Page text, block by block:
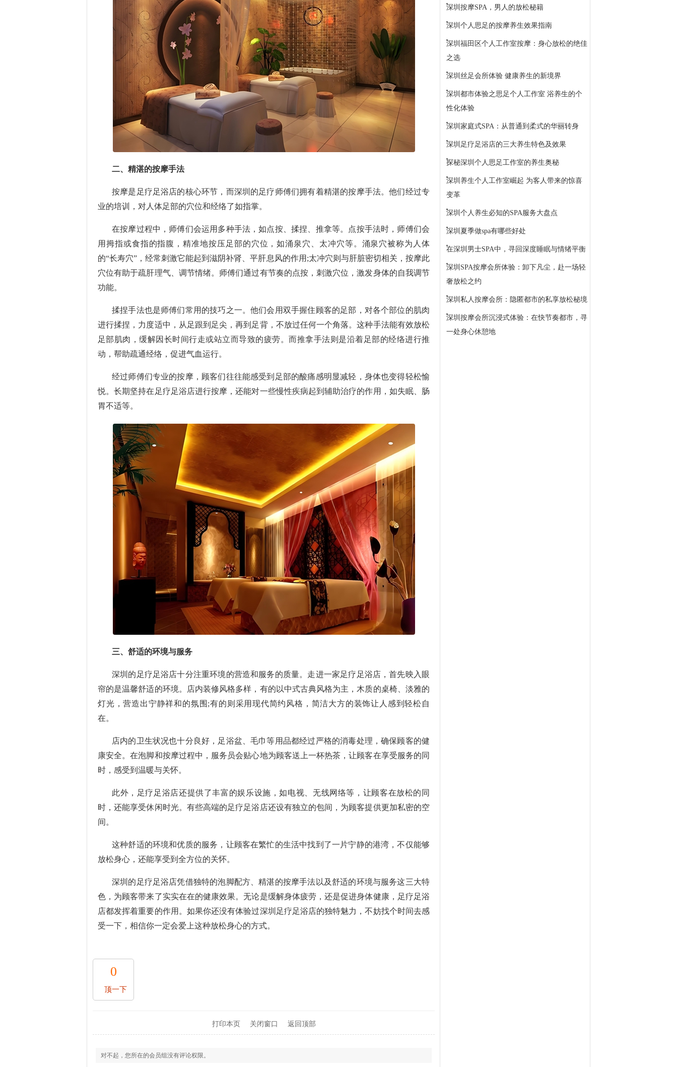
二、精湛的按摩手法
按摩是足疗足浴店的核心环节，而深圳的足疗师傅们拥有着精湛的按摩手法。他们经过专
业的培训，对人体足部的穴位和经络了如指掌。
在按摩过程中，师傅们会运用多种手法，如点按、揉捏、推拿等。点按手法时，师傅们会
用拇指或食指的指腹，精准地按压足部的穴位，如涌泉穴、太冲穴等。涌泉穴被称为人体
的“长寿穴”，经常刺激它能起到滋阴补肾、平肝息风的作用;太冲穴则与肝脏密切相关，按摩此
穴位有助于疏肝理气、调节情绪。师傅们通过有节奏的点按，刺激穴位，激发身体的自我调节
功能。
揉捏手法也是师傅们常用的技巧之一。他们会用双手握住顾客的足部，对各个部位的肌肉
进行揉捏，力度适中，从足跟到足尖，再到足背，不放过任何一个角落。这种手法能有效放松
足部肌肉，缓解因长时间行走或站立而导致的疲劳。而推拿手法则是沿着足部的经络进行推
动，帮助疏通经络，促进气血运行。
经过师傅们专业的按摩，顾客们往往能感受到足部的酸痛感明显减轻，身体也变得轻松愉
悦。长期坚持在足疗足浴店进行按摩，还能对一些慢性疾病起到辅助治疗的作用，如失眠、肠
胃不适等。
三、舒适的环境与服务
深圳的足疗足浴店十分注重环境的营造和服务的质量。走进一家足疗足浴店，首先映入眼
帘的是温馨舒适的环境。店内装修风格多样，有的以中式古典风格为主，木质的桌椅、淡雅的
灯光，营造出宁静祥和的氛围;有的则采用现代简约风格，简洁大方的装饰让人感到轻松自
在。
店内的卫生状况也十分良好，足浴盆、毛巾等用品都经过严格的消毒处理，确保顾客的健
康安全。在泡脚和按摩过程中，服务员会贴心地为顾客送上一杯热茶，让顾客在享受服务的同
时，感受到温暖与关怀。
此外，足疗足浴店还提供了丰富的娱乐设施，如电视、无线网络等，让顾客在放松的同
时，还能享受休闲时光。有些高端的足疗足浴店还设有独立的包间，为顾客提供更加私密的空
间。
这种舒适的环境和优质的服务，让顾客在繁忙的生活中找到了一片宁静的港湾，不仅能够
放松身心，还能享受到全方位的关怀。
深圳的足疗足浴店凭借独特的泡脚配方、精湛的按摩手法以及舒适的环境与服务这三大特
色，为顾客带来了实实在在的健康效果。无论是缓解身体疲劳，还是促进身体健康，足疗足浴
店都发挥着重要的作用。如果你还没有体验过深圳足疗足浴店的独特魅力，不妨找个时间去感
受一下，相信你一定会爱上这种放松身心的方式。
0
顶一下
打印本页 关闭窗口 返回顶部
对不起，您所在的会员组没有评论权限。
深圳按摩SPA，男人的放松秘籍
深圳个人思足的按摩养生效果指南
深圳福田区个人工作室按摩：身心放松的绝佳
之选
深圳丝足会所体验 健康养生的新境界
深圳都市体验之思足个人工作室 浴养生的个
性化体验
深圳家庭式SPA：从普通到柔式的华丽转身
深圳足疗足浴店的三大养生特色及效果
探秘深圳个人思足工作室的养生奥秘
深圳养生个人工作室崛起 为客人带来的惊喜
变革
深圳个人养生必知的SPA服务大盘点
深圳夏季做spa有哪些好处
在深圳男士SPA中，寻回深度睡眠与情绪平衡
深圳SPA按摩会所体验：卸下凡尘，赴一场轻
奢放松之约
深圳私人按摩会所：隐匿都市的私享放松秘境
深圳按摩会所沉浸式体验：在快节奏都市，寻
一处身心休憩地